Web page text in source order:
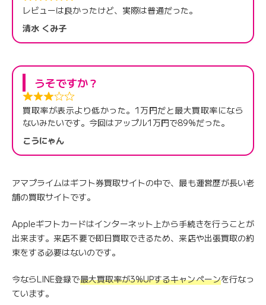
レビューは良かったけど、実際は普通だった。
清水 くみ子
うそですか？
買取率が表示より低かった。1万円だと最大買取率になら
ないみたいです。今回はアップル1万円で89%だった。
こうにゃん
アマプライムはギフト券買取サイトの中で、最も運営歴が長い老
舗の買取サイトです。
Appleギフトカードはインターネット上から手続きを行うことが
出来ます。来店不要で即日買取できるため、来店や出張買取の約
束をする必要はないのです。
今ならLINE登録で最大買取率が3%UPするキャンペーンを行なっ
ています。